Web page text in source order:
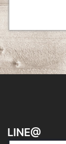
シ
ョ
ン
LINE@